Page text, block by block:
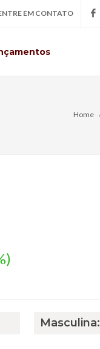
EM CONTATO
Home
Masculina: